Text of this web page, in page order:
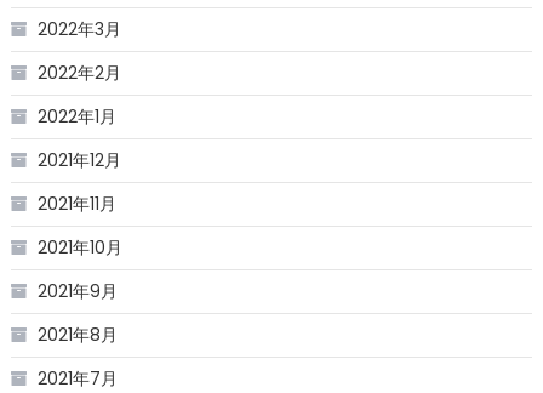
2022年3月
2022年2月
2022年1月
2021年12月
2021年11月
2021年10月
2021年9月
2021年8月
2021年7月